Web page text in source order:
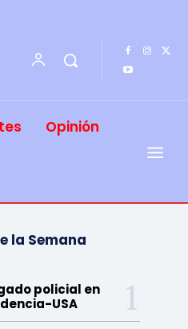
Opinión
la Semana
policial en
USA